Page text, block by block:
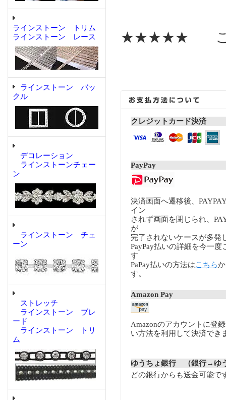
ラインストーン トリム
ラインストーン レース
ラインストーン バッ
クル
デコレーション
ラインストーンチェー
ン
ラインストーン チェ
ーン
ストレッチ
ラインストーン ブレ
ード
ラインストーン トリ
ム
★★★★★ こ
クレジットカード決済
PayPay
決済画面へ遷移後、
イン
されず画面を閉じられ、
が
完了されないケースが多発
PayPay払いの詳細を今一度
す
PaPay払いの方法はこちら
す。
Amazon Pay
Amazonのアカウントに登
い方法を利用して決済でき
ゆうちょ銀行 （銀行→ゆ
どの銀行からも送金可能で